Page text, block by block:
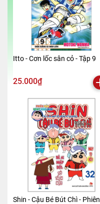
Itto - Cơn lốc sân cỏ - Tập 9
25.000₫
Shin - Cậu Bé Bút Chì - Phiên